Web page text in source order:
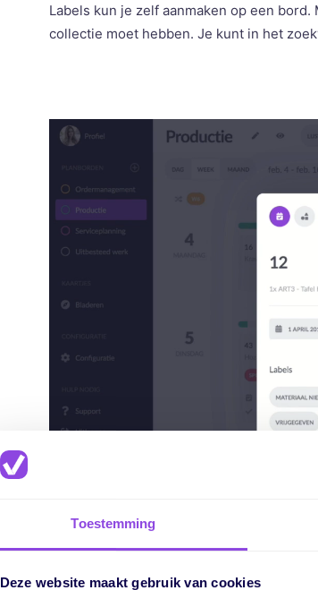
Toestemming
Deze website maakt gebruik van cookies
Labels kun je zelf aanmaken op een
collectie moet hebben. Je kunt in het
Benieuwd hoe de backlog in vPlan werkt?